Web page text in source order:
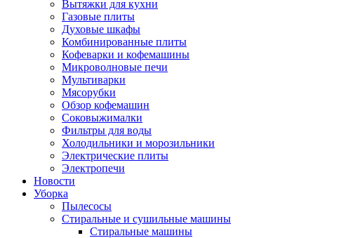
Вытяжки для кухни
Газовые плиты
Духовые шкафы
Комбинированные плиты
Кофеварки и кофемашины
Микроволновые печи
Мультиварки
Мясорубки
Обзор кофемашин
Соковыжималки
Фильтры для воды
Холодильники и морозильники
Электрические плиты
Электропечи
Новости
Уборка
Пылесосы
Стиральные и сушильные машины
Стиральные машины